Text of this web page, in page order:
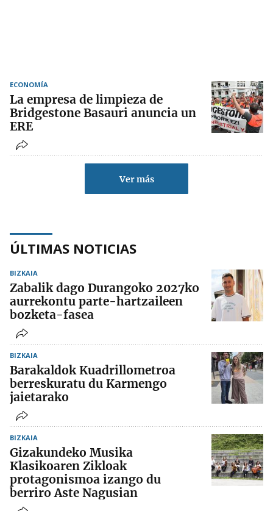
ECONOMÍA
La empresa de limpieza de
Bridgestone Basauri anuncia un
ERE
Ver más
ÚLTIMAS NOTICIAS
BIZKAIA
Zabalik dago Durangoko 2027ko
aurrekontu parte-hartzaileen
bozketa-fasea
BIZKAIA
Barakaldok Kuadrillometroa
berreskuratu du Karmengo
jaietarako
BIZKAIA
Gizakundeko Musika
Klasikoaren Zikloak
protagonismoa izango du
berriro Aste Nagusian